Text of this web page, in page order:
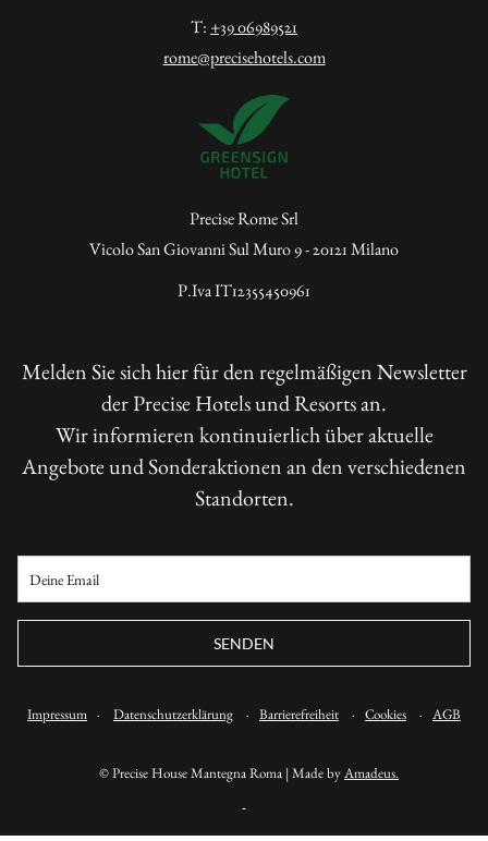
T: +39 06989521
rome@precisehotels.com
Precise Rome Srl
Vicolo San Giovanni Sul Muro 9 - 20121 Milano
P.Iva IT12355450961
Melden Sie sich hier für den regelmäßigen Newsletter
der Precise Hotels und Resorts an.
Wir informieren kontinuierlich über aktuelle
Angebote und Sonderaktionen an den verschiedenen
Standorten.
SENDEN
Impressum · Datenschutzerklärung · Barrierefreiheit · Cookies · AGB
©Precise House Mantegna Roma | Made byAmadeus.